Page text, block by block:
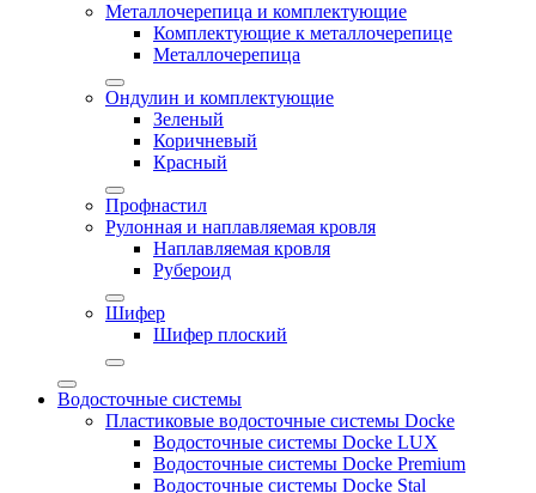
Металлочерепица и комплектующие
Комплектующие к металлочерепице
Металлочерепица
Ондулин и комплектующие
Зеленый
Коричневый
Красный
Профнастил
Рулонная и наплавляемая кровля
Наплавляемая кровля
Рубероид
Шифер
Шифер плоский
Водосточные системы
Пластиковые водосточные системы Docke
Водосточные системы Docke LUX
Водосточные системы Docke Premium
Водосточные системы Docke Stal